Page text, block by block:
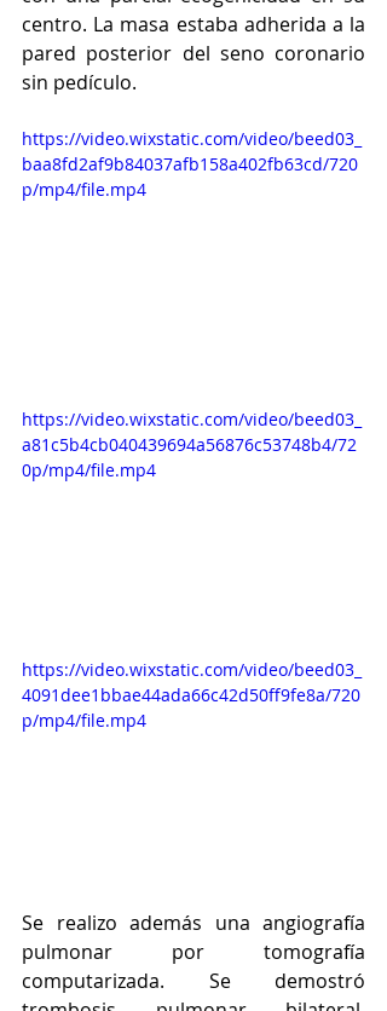
centro. La masa estaba adherida a la
pared posterior del seno coronario
sin pedículo.
https://video.wixstatic.com/video/beed03_
baa8fd2af9b84037afb158a402fb63cd/720
p/mp4/file.mp4
https://video.wixstatic.com/video/beed03_
a81c5b4cb040439694a56876c53748b4/72
0p/mp4/file.mp4
https://video.wixstatic.com/video/beed03_
4091dee1bbae44ada66c42d50ff9fe8a/720
p/mp4/file.mp4
Se realizo además una angiografía
pulmonar por tomografía
computarizada. Se demostró